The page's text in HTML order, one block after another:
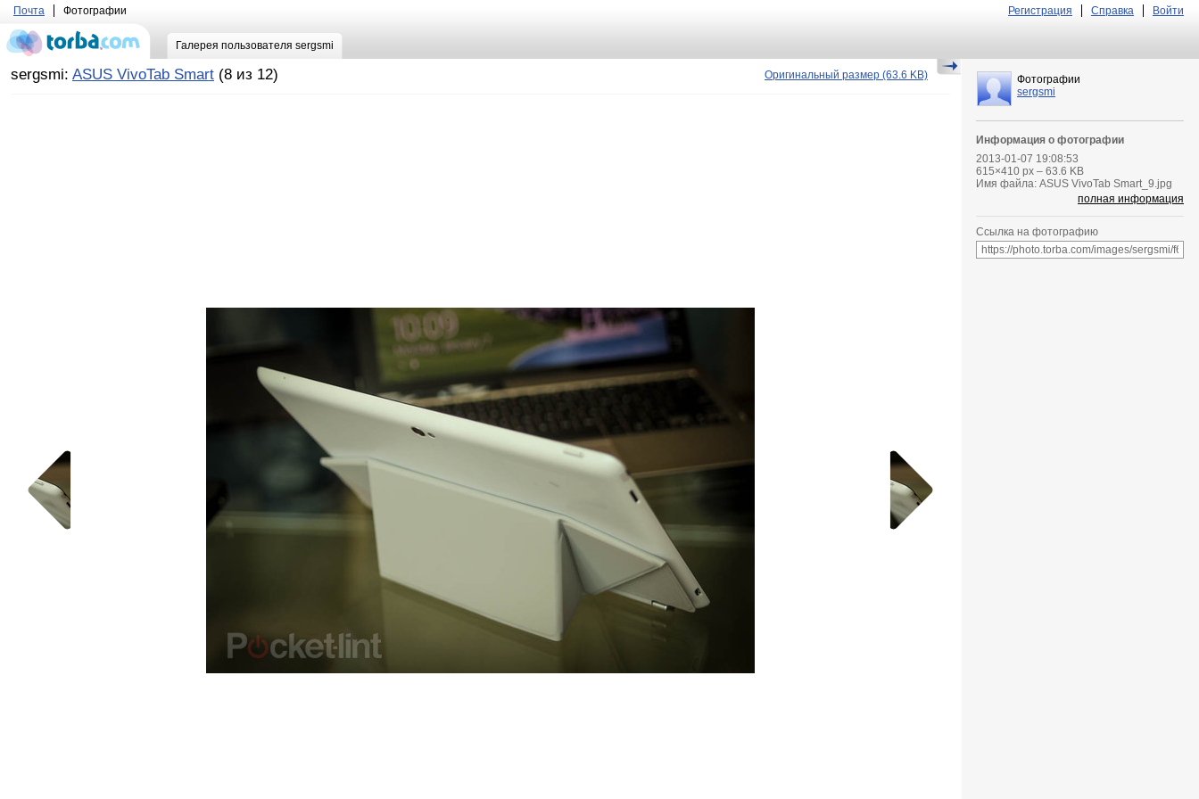
Почта Фотографии Регистрация Справка Войти
Галерея пользователя sergsmi
sergsmi: ASUS VivoTab Smart (8 из 12) Оригинальный размер (63.6 KB)
Фотографии
sergsmi
Информация о фотографии
2013-01-07 19:08:53
615×410 px – 63.6 KB
Имя файла: ASUS VivoTab Smart_9.jpg
полная информация
Ссылка на фотографию